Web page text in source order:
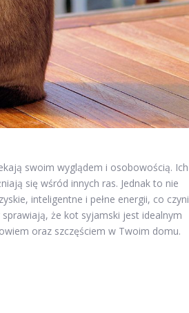
swoim wyglądem i osobowością. Ich
się wśród innych ras. Jednak to nie
inteligentne i pełne energii, co czyni
że kot syjamski jest idealnym
oraz szczęściem w Twoim domu.